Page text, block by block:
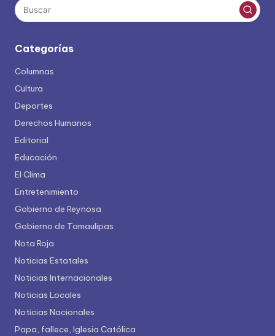
Categorías
Columnas
Cultura
Deportes
Derechos Humanos
Editorial
Educación
El Clima
Entretenimiento
Gobierno de Reynosa
Gobierno de Tamaulipas
Nota Roja
Noticias Estatales
Noticias Internacionales
Noticias Locales
Noticias Nacionales
Papa, fallece, Iglesia Católica